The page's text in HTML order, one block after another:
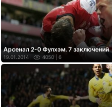
Арсенал 2-0 Фулхэм. 7 заключений
19.01.2014 | 4050 | 6